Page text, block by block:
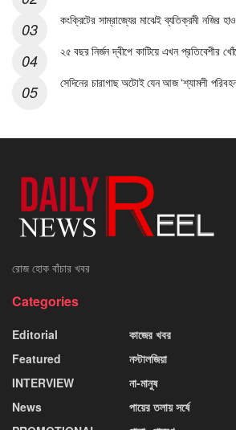
কংক্রিটের সাম্রাজ্যের মাঝেই ব্যতিক্রমী নজির
২৫ বছর নির্জন দ্বীপে কাটিয়ে এখন প্রতিবেশীর
সেদিনের চারাগাছ অটোই যেন আজ ‘শ্যামলী
রোজ হোক বাঁচার খবর
Categories
Editorial
Featured
INTERVIEW
News
কাজের খবর
নস্টালজিয়া
না-মানুষ
পায়ের তলায় সর্ষে